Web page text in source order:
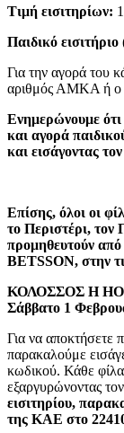
Τιμή εισιτηρίων:
Παιδικό
Για την αγορά του
αριθμός ΑΜΚΑ ή ο
Ενημερώνουμε ότι
και αγορά
και εισάγοντας
Επίσης, όλοι οι
το Περιστέρι,
προμηθευτούν
BETSSON, στην
ΚΟΛΟΣΣΟΣ H
Σάββατο 1
Για να αποκτήσετε
παρακαλούμε
κωδικού. Κάθε
εξαργυρώνοντας
εισιτηρίου,
της ΚΑΕ στο